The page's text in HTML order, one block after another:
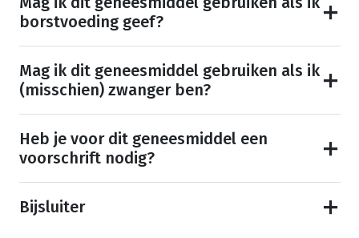
borstvoeding geef?
Mag ik dit geneesmiddel gebruiken als ik
(misschien) zwanger ben?
Heb je voor dit geneesmiddel een
voorschrift nodig?
Bijsluiter